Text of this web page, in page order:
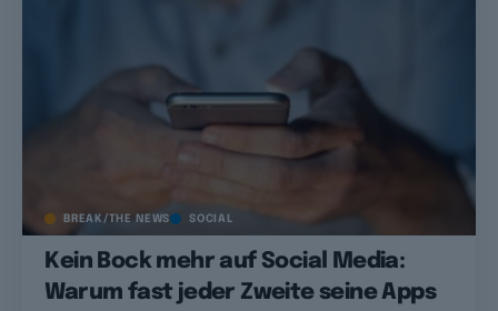
BREAK/THE NEWS SOCIAL
Kein Bock mehr auf Social Media:
Warum fast jeder Zweite seine Apps